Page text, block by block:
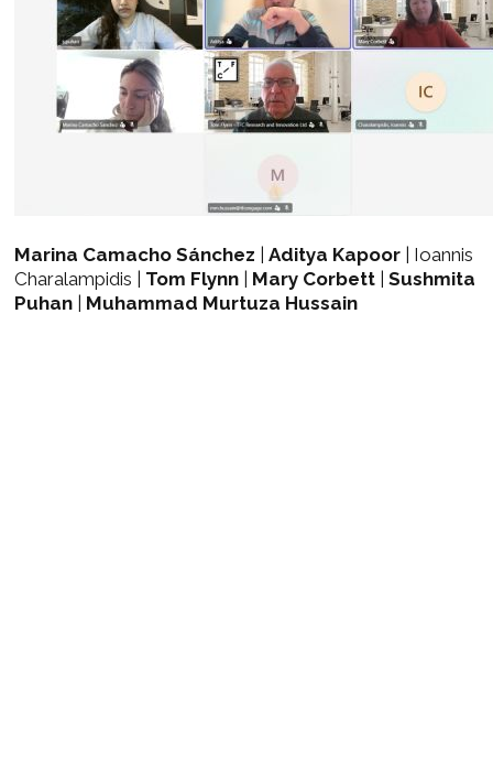
Marina Camacho Sánchez |Aditya Kapoor | Ioannis
Charalampidis | Tom Flynn Mary Corbett |Sushmita
Puhan
Muhammad Murtuza Hussain